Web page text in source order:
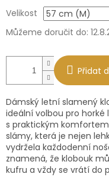
cena:
Velikost
Můžeme doručit do:
Přidat
Dámský letní slamený
ideální volbou pro
s praktickým
slámy, která je nejen
vydržela každodenní
znamená, že klobouk
kufru a vždy se vrátí do